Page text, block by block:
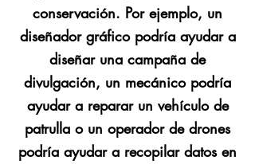
conservación. Por ejemplo, un
diseñador gráfico podría ayudar a
diseñar una campaña de
divulgación, un mecánico podría
ayudar a reparar un vehículo de
patrulla o un operador de drones
podría ayudar a recopilar datos en